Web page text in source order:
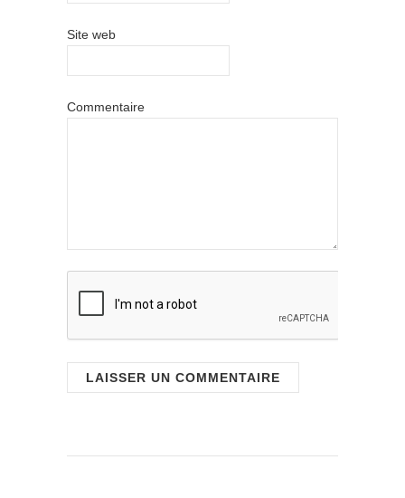
Site web
Commentaire